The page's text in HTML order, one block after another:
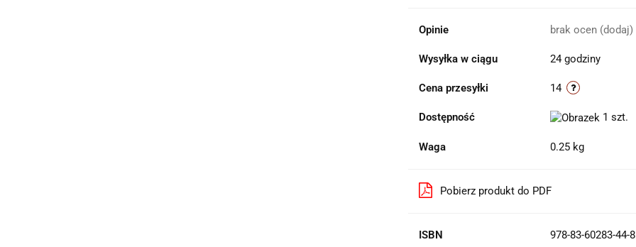
Opinie brak ocen (dodaj)
Wysyłka w ciągu 24 godziny
Cena przesyłki 14
Dostępność 1 szt.
Waga 0.25 kg
Pobierz produkt do PDF
ISBN 978-83-60283-44-8